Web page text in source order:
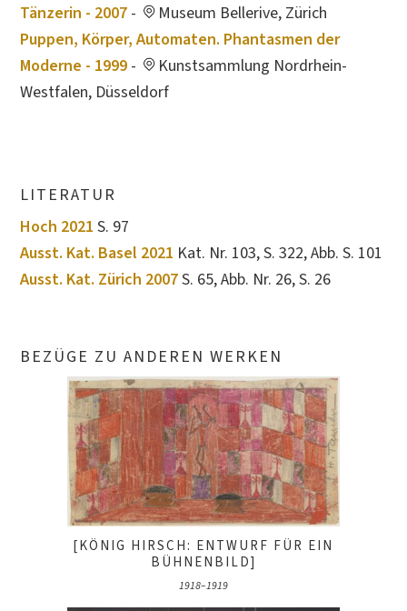
Tänzerin - 2007 -
Museum Bellerive, Zürich
Puppen, Körper, Automaten. Phantasmen der
Moderne - 1999 -
Kunstsammlung Nordrhein-
Westfalen, Düsseldorf
LITERATUR
Hoch 2021 S. 97
Ausst. Kat. Basel 2021 Kat. Nr. 103, S. 322, Abb. S. 101
Ausst. Kat. Zürich 2007S. 65, Abb. Nr. 26, S. 26
BEZÜGE ZU ANDEREN WERKEN
[KÖNIG HIRSCH: ENTWURF FÜR EIN
BÜHNENBILD]
1918–1919